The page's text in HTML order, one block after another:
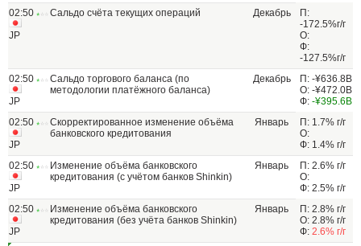
02:50
JP
Сальдо счёта текущих операций Декабрь
П:
-172.5%г/г
О:
Ф:
-127.5%г/г
02:50
JP
Сальдо торгового баланса (по
методологии платёжного баланса)
Декабрь
П: -¥636.8B
О: -¥472.0B
Ф: -¥395.6B
02:50
JP
Скорректированное изменение объёма
банковского кредитования
Январь
П: 1.7% г/г
О:
Ф: 1.4% г/г
02:50
JP
Изменение объёма банковского
кредитования (с учётом банков Shinkin)
Январь
П: 2.6% г/г
О:
Ф: 2.5% г/г
02:50
JP
Изменение объёма банковского
кредитования (без учёта банков Shinkin)
Январь
П: 2.8% г/г
О: 2.8% г/г
Ф: 2.6% г/г